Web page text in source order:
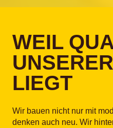
WEIL
LIEGT
Wir bauen nicht nur mit
denken auch neu. Wir